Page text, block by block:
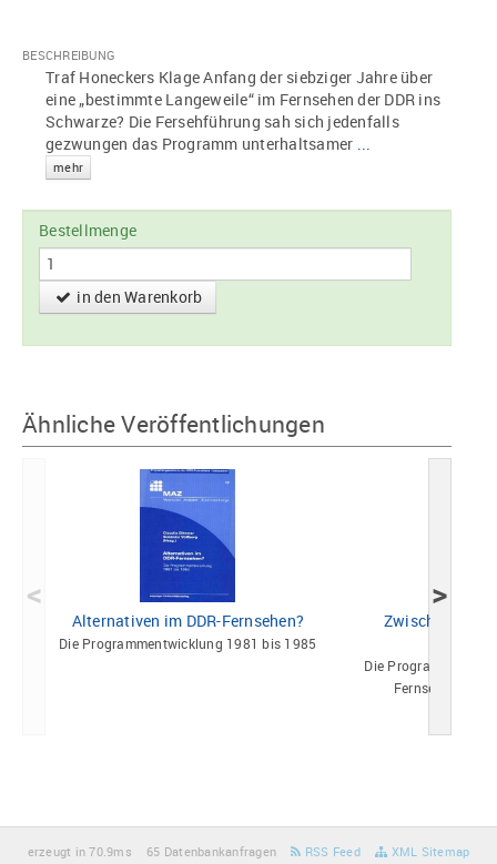
BESCHREIBUNG
Traf Honeckers Klage Anfang der siebziger Jahre über
eine „bestimmte Langeweile“ im Fernsehen der DDR ins
Schwarze? Die Fersehführung sah sich jedenfalls
gezwungen das Programm unterhaltsamer ...
mehr
Bestellmenge
in den Warenkorb
Ähnliche Veröffentlichungen
Alternativen im DDR-Fernsehen?
Die Programmentwicklung 1981 bis 1985
Zwischen
Die
Fernsehens
< >
erzeugt in 70.9ms 65 Datenbankanfragen RSS Feed XML Sitemap